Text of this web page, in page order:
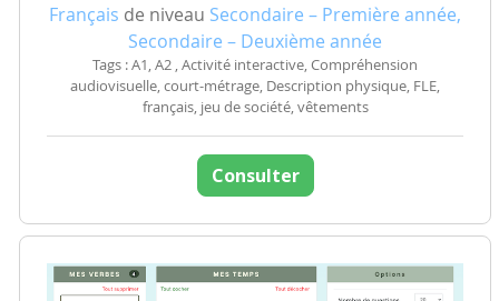
Français de niveau Secondaire – Première année,
Secondaire – Deuxième année
Tags : A1, A2 , Activité interactive, Compréhension
audiovisuelle, court-métrage, Description physique, FLE,
français, jeu de société, vêtements
Consulter